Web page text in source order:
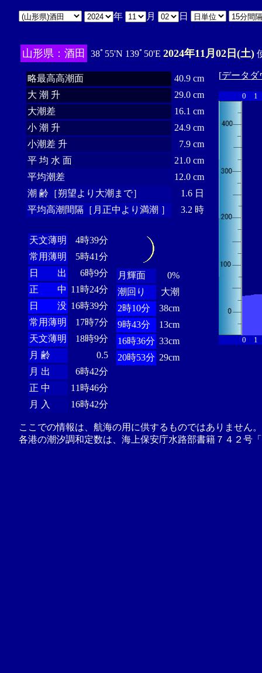
年 月 日
山形県：酒田 38ﾟ55'N 139ﾟ50'E 2024年11月02日(土)
略最高高潮面
40.9 cm
大 潮 升
29.0 cm
大潮差
16.1 cm
小 潮 升
24.9 cm
小潮差 升
7.9 cm
平 均 水 面
21.0 cm
平均潮差
12.0 cm
潮 齢［朔望より大潮まで］
1.6 日
平均高潮間隔［月正中より満潮 ］
3.2 時
天文薄明
4時39分
常用薄明
5時41分
日 出
6時9分
正 中 11時24分
日 没 16時39分
常用薄明
17時7分
天文薄明
18時9分
月 齢
0.5
月 出
6時42分
正 中
11時46分
月 入
16時42分
月輝面
0%
潮回り
大潮
2時10分
38cm
9時43分
13cm
16時36分 33cm
20時53分 29cm
[データダ
0 1
0 1
ここでの情報は、航海の用に供するものではありません
各港の潮汐調和定数は、海上保安庁水路部書籍７４２号